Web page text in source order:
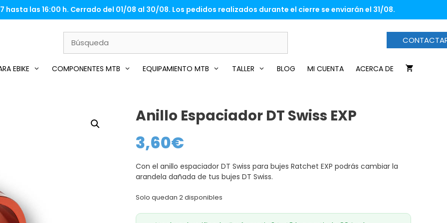
las 16:00 h. Cerrado del 01/08 al 30/08. Los pedidos realizados durante el cierre se enviarán el 31/08.
EBIKE COMPONENTES MTB EQUIPAMIENTO MTB TALLER BLOG MI CUENTA ACERCA DE
Anillo Espaciador DT Swiss EXP
3,60€
Con el anillo espaciador DT Swiss para bujes Ratchet EXP podrás cambiar la
arandela dañada de tus bujes DT Swiss.
Solo quedan 2 disponibles
Swiss
EXP
cantidad